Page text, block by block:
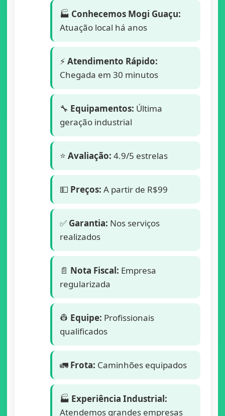
🏭 Conhecemos Mogi Guaçu:
Atuação local há anos
⚡ Atendimento Rápido:
Chegada em 30 minutos
🔧 Equipamentos: Última
geração industrial
⭐ Avaliação: 4.9/5 estrelas
💵 Preços: A partir de R$99
✅ Garantia: Nos serviços
realizados
📄 Nota Fiscal: Empresa
regularizada
👷 Equipe: Profissionais
qualificados
🚛 Frota: Caminhões equipados
🏭 Experiência Industrial:
Atendemos grandes empresas